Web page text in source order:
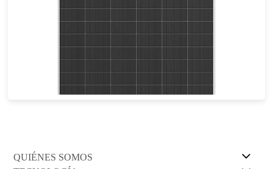
575-600W
QUIÉNES SOMOS